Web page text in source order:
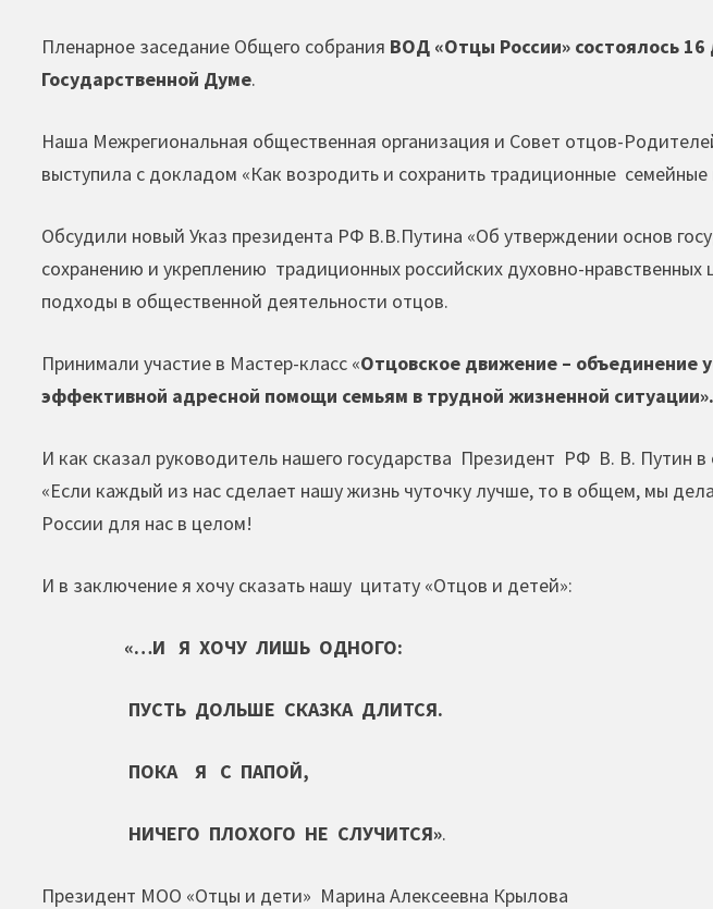
Пленарное заседание Общего собрания ВОД «Отцы России» состоялось 16
Государственной Думе.
Наша Межрегиональная общественная организация и Совет отцов-
выступила с докладом «Как возродить и сохранить традиционные семейные
Обсудили новый Указ президента РФ В.В.Путина «Об утверждении основ
сохранению и укреплению традиционных российских духовно-нравственных
подходы в общественной деятельности отцов.
Принимали участие в Мастер-класс «Отцовское движение – объединение
эффективной адресной помощи семьям в трудной жизненной ситуации».
И как сказал руководитель нашего государства Президент РФ В. В. Путин
«Если каждый из нас сделает нашу жизнь чуточку лучше, то в общем, мы
России для нас в целом!
И в заключение я хочу сказать нашу цитату «Отцов и детей»:
«…И Я ХОЧУ ЛИШЬ ОДНОГО:
ПУСТЬ ДОЛЬШЕ СКАЗКА ДЛИТСЯ.
ПОКА Я С ПАПОЙ,
НИЧЕГО ПЛОХОГО НЕ СЛУЧИТСЯ».
Президент МОО «Отцы и дети» Марина Алексеевна Крылова